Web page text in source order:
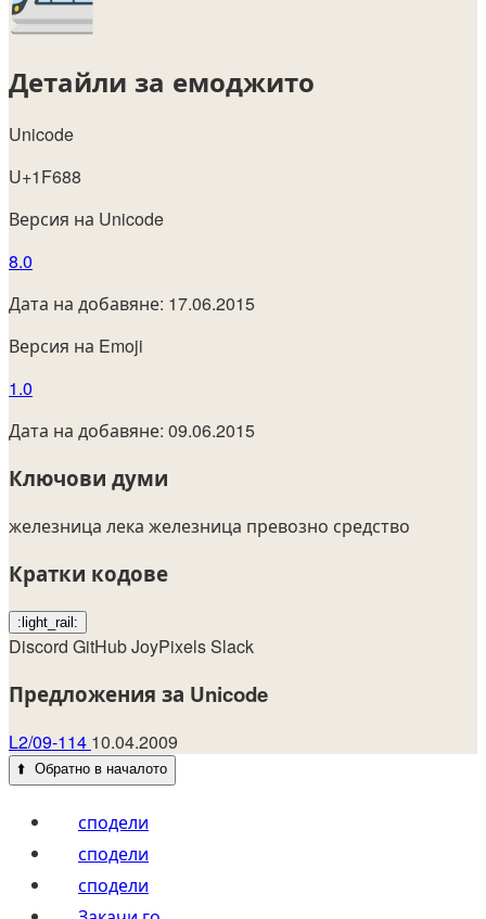
Детайли за емоджито
Unicode
U+1F688
Версия на Unicode
8.0
Дата на добавяне: 17.06.2015
Версия на Emoji
1.0
Дата на добавяне: 09.06.2015
Ключови думи
железница лека железница превозно средство
Кратки кодове
:light_rail:
Discord GitHubJoyPixelsSlack
Предложения за Unicode
L2/09-114 10.04.2009
⬆️ Обратно в началото
сподели
сподели
сподели